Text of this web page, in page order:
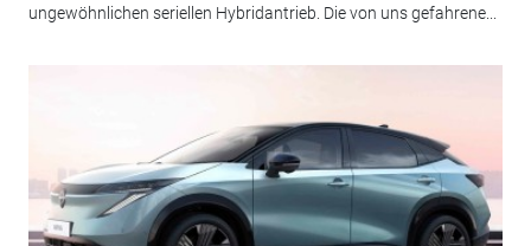
ungewöhnlichen seriellen Hybridantrieb. Die von uns gefahrene...